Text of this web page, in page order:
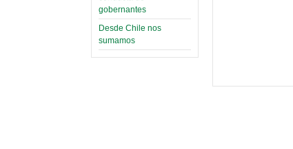
gobernantes
Desde Chile nos
sumamos